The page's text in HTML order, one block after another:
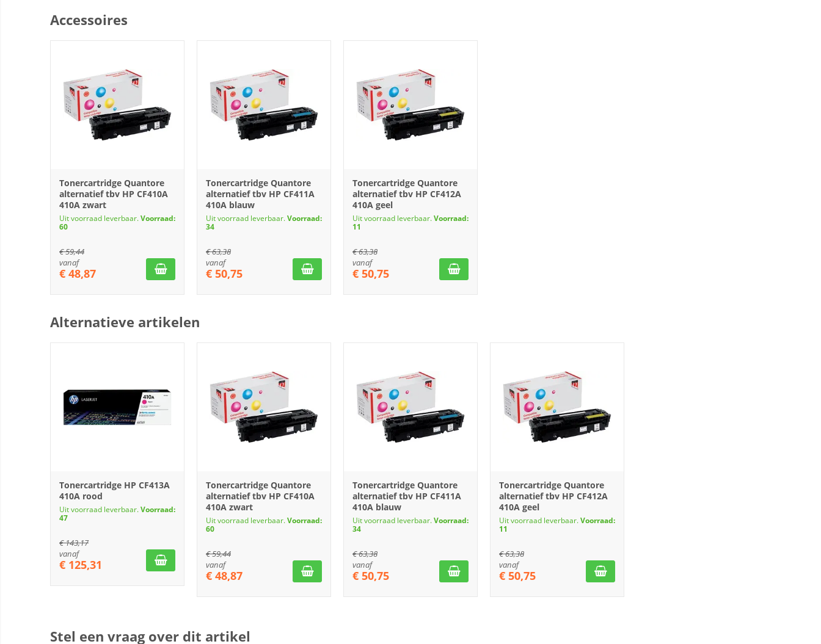
Accessoires
Tonercartridge Quantore
alternatief tbv HP CF410A
410A zwart
Uit voorraad leverbaar.Voorraad:
60
€59,44
vanaf
€ 48,87
Tonercartridge Quantore
alternatief tbv HP CF411A
410A blauw
Uit voorraad leverbaar.Voorraad:
34
€63,38
vanaf
€ 50,75
Tonercartridge Quantore
alternatief tbv HP CF412A
410A geel
Uit voorraad leverbaar.Voorraad:
11
€63,38
vanaf
€ 50,75
Alternatieve artikelen
Tonercartridge HP CF413A
410A rood
Uit voorraad leverbaar.Voorraad:
47
€143,17
vanaf
€ 125,31
Tonercartridge Quantore
alternatief tbv HP CF410A
410A zwart
Uit voorraad leverbaar.Voorraad:
60
€59,44
vanaf
€ 48,87
Tonercartridge Quantore
alternatief tbv HP CF411A
410A blauw
Uit voorraad leverbaar.Voorraad:
34
€63,38
vanaf
€ 50,75
Tonercartridge Quantore
alternatief tbv HP CF412A
410A geel
Uit voorraad leverbaar.Voorraad:
11
€63,38
vanaf
€ 50,75
Stel een vraag over dit artikel